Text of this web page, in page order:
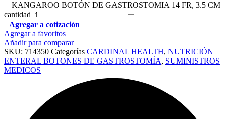
KANGAROO BOTÓN DE GASTROSTOMIA 14 FR, 3.5 CM
cantidad
Agregar a cotización
Agregar a favoritos
Añadir para comparar
SKU: 714350 Categorías CARDINAL HEALTH, NUTRICIÓN
ENTERAL BOTONES DE GASTROSTOMÍA, SUMINISTROS
MEDICOS